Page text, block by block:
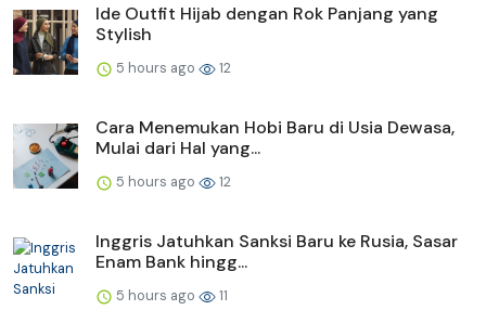
Ide Outfit Hijab dengan Rok Panjang yang
Stylish
5 hours ago 12
Cara Menemukan Hobi Baru di Usia Dewasa,
Mulai dari Hal yang...
5 hours ago 12
Inggris Jatuhkan Sanksi Baru ke Rusia, Sasar
Enam Bank hingg...
5 hours ago 11